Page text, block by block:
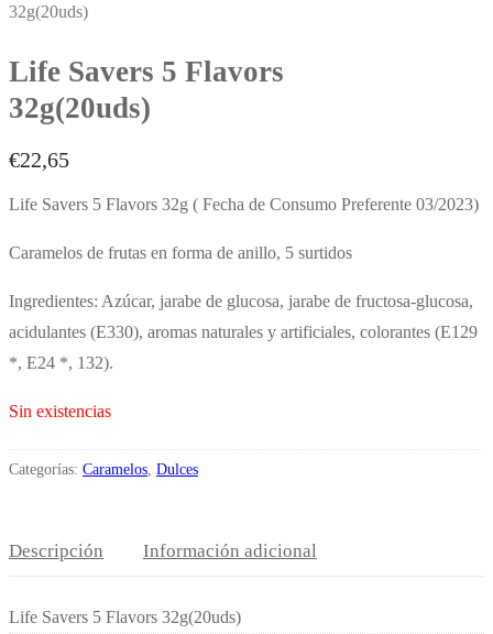
32g(20uds)
Life Savers 5 Flavors
32g(20uds)
€22,65
Life Savers 5 Flavors 32g ( Fecha de Consumo Preferente 03/2023)
Caramelos de frutas en forma de anillo, 5 surtidos
Ingredientes: Azúcar, jarabe de glucosa, jarabe de fructosa-glucosa,
acidulantes (E330), aromas naturales y artificiales, colorantes (E129
*, E24 *, 132).
Sin existencias
Categorías: Caramelos, Dulces
Descripción Información adicional
Life Savers 5 Flavors 32g(20uds)